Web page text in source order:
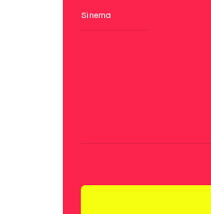
Sinema